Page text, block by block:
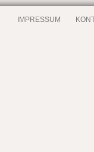
IMPRESSUM